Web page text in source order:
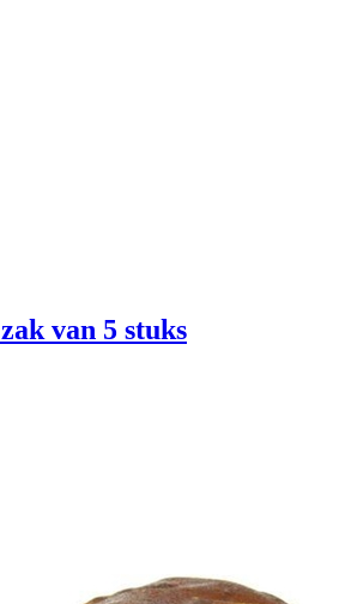
zak van 5 stuks